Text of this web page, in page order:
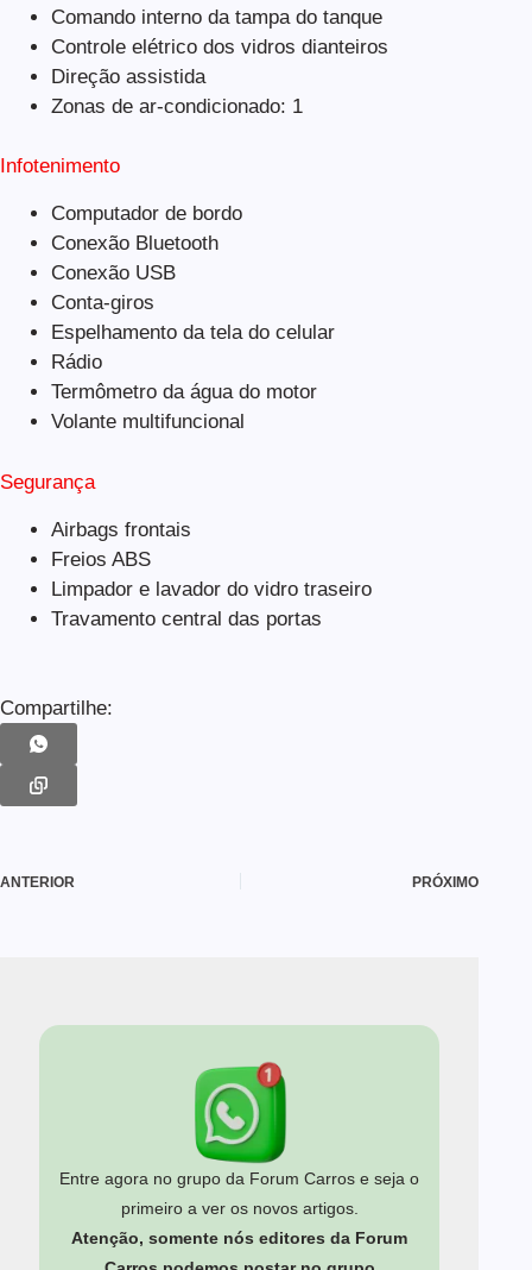
Comando interno da tampa do tanque
Controle elétrico dos vidros dianteiros
Direção assistida
Zonas de ar-condicionado: 1
Infotenimento
Computador de bordo
Conexão Bluetooth
Conexão USB
Conta-giros
Espelhamento da tela do celular
Rádio
Termômetro da água do motor
Volante multifuncional
Segurança
Airbags frontais
Freios ABS
Limpador e lavador do vidro traseiro
Travamento central das portas
Compartilhe:
ANTERIOR PRÓXIMO
Entre agora no grupo da Forum Carros e seja o
primeiro a ver os novos artigos.
Atenção, somente nós editores da Forum